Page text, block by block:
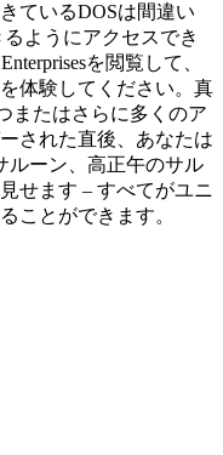
ているDOSは間違い
ようにアクセスでき
を閲覧して、
体験してください。真
またはさらに多くのア
された直後、あなたは
ルーン、高正午のサル
せます – すべてがユニ
ことができます。